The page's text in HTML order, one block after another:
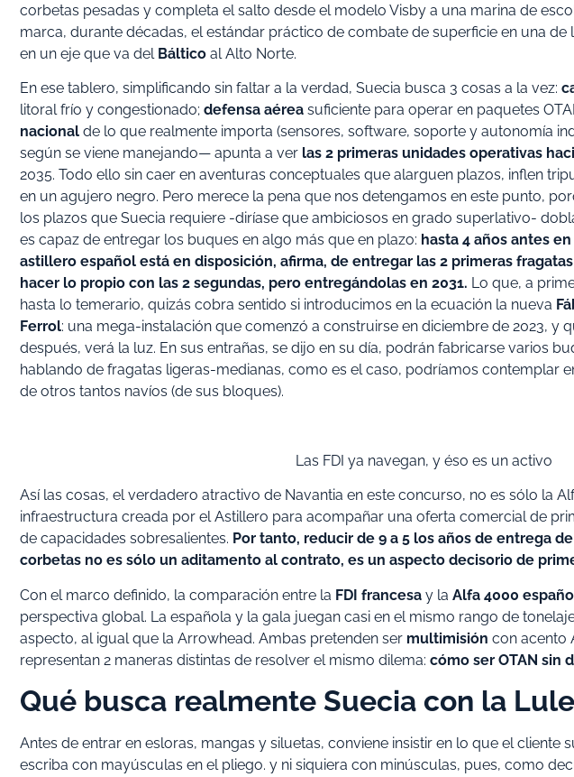
corbetas pesadas y completa el salto desde el modelo Visby a una marina de
marca, durante décadas, el estándar práctico de combate de superficie en una de
en un eje que va del Báltico al Alto Norte.
En ese tablero, simplificando sin faltar a la verdad, Suecia busca 3 cosas a la vez:
litoral frío y congestionado; defensa aérea suficiente para operar en paquetes
nacional de lo que realmente importa (sensores, software, soporte y autonomía
según se viene manejando— apunta a ver las 2 primeras unidades operativas
2035. Todo ello sin caer en aventuras conceptuales que alarguen plazos, inflen
en un agujero negro. Pero merece la pena que nos detengamos en este punto,
los plazos que Suecia requiere -diríase que ambiciosos en grado superlativo-
es capaz de entregar los buques en algo más que en plazo: hasta 4 años antes
astillero español está en disposición, afirma, de entregar las 2 primeras
hacer lo propio con las 2 segundas, pero entregándolas en 2031. Lo que, a
hasta lo temerario, quizás cobra sentido si introducimos en la ecuación la nueva
Ferrol: una mega-instalación que comenzó a construirse en diciembre de 2023, y
después, verá la luz. En sus entrañas, se dijo en su día, podrán fabricarse varios
hablando de fragatas ligeras-medianas, como es el caso, podríamos contemplar
de otros tantos navíos (de sus bloques).
Las FDI ya navegan, y éso es un activo
Así las cosas, el verdadero atractivo de Navantia en este concurso, no es sólo la
infraestructura creada por el Astillero para acompañar una oferta comercial de
de capacidades sobresalientes. Por tanto, reducir de 9 a 5 los años de entrega
corbetas no es sólo un aditamento al contrato, es un aspecto decisorio de
Con el marco definido, la comparación entre la FDI francesa y la Alfa 4000
perspectiva global. La española y la gala juegan casi en el mismo rango de
aspecto, al igual que la Arrowhead. Ambas pretenden ser multimisión con acento
representan 2 maneras distintas de resolver el mismo dilema: cómo ser OTAN sin
Qué busca realmente Suecia con la
Antes de entrar en esloras, mangas y siluetas, conviene insistir en lo que el cliente
escriba con mayúsculas en el pliego. y ni siquiera con minúsculas, pues, como